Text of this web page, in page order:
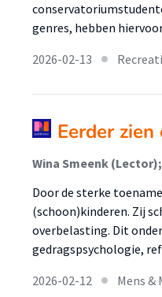
genres, hebben
2026-02-13
Eerder
Door de sterke
(schoon)kinderen. Zij
overbelasting. Dit
gedragspsychologie,
2026-02-12
Mens